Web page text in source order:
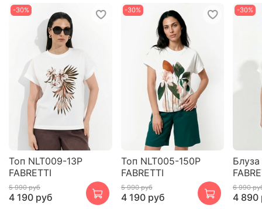
-30%
Топ NLT009-13P
FABRETTI
5 990 руб
4 190 руб
-30%
Топ NLT005-150P
FABRETTI
5 990 руб
4 190 руб
-30%
6 990
4 890